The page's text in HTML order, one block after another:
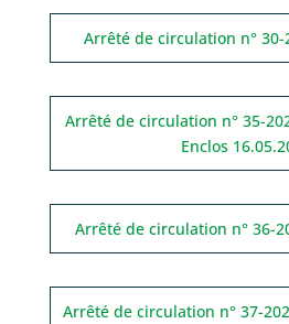
Arrêté de circulation n° 30-
Arrêté de circulation n° 35-
Enclos
Arrêté de circulation n° 36-
Arrêté de circulation n° 37-